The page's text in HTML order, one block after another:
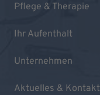
Pflege & Therapie
Ihr Aufenthalt
Unternehmen
Aktuelles & Kontakt